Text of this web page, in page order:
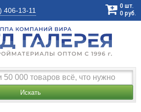
406-13-11
0 шт.
0 руб.
Искать